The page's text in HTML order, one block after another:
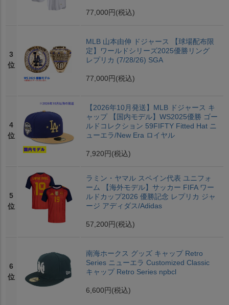
77,000円 (税込)
3
位
MLB 山本由伸 ドジャース 【球場配布限
定】ワールドシリーズ2025優勝リング
レプリカ (7/28/26) SGA
77,000円 (税込)
4
位
【2026年10月発送】MLB ドジャース キ
ャップ 【国内モデル】WS2025優勝 ゴー
ルドコレクション 59FIFTY Fitted Hat ニ
ューエラ/New Era ロイヤル
7,920円 (税込)
5
位
ラミン・ヤマル スペイン代表 ユニフォ
ーム 【海外モデル】サッカー FIFA ワー
ルドカップ2026 優勝記念 レプリカ ジャ
ージ アディダス/Adidas
57,200円 (税込)
6
位
南海ホークス グッズ キャップ Retro
Series ニューエラ Customized Classic
キャップ Retro Series npbcl
6,600円 (税込)